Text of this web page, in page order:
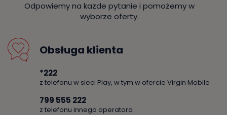
Odpowiemy na każde pytanie i pomożemy w
wyborze oferty.
Obsługa klienta
*222
z telefonu w sieci Play, w tym w ofercie Virgin Mobile
799 555 222
z telefonu innego operatora